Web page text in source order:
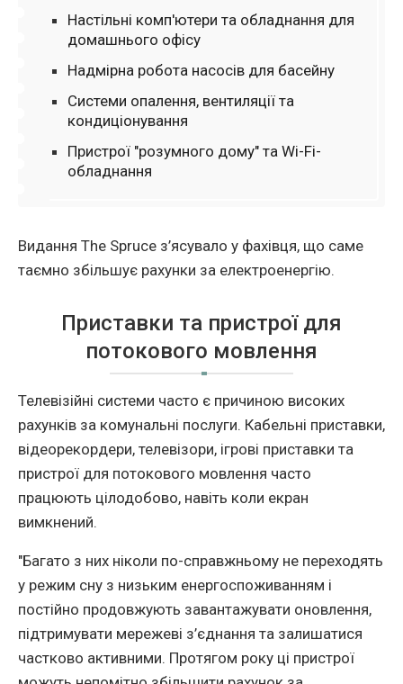
Настільні комп'ютери та обладнання для
домашнього офісу
Надмірна робота насосів для басейну
Системи опалення, вентиляції та
кондиціонування
Пристрої "розумного дому" та Wi-Fi-
обладнання
Видання The Spruce з’ясувало у фахівця, що саме
таємно збільшує рахунки за електроенергію.
Приставки та пристрої для
потокового мовлення
Телевізійні системи часто є причиною високих
рахунків за комунальні послуги. Кабельні приставки,
відеорекордери, телевізори, ігрові приставки та
пристрої для потокового мовлення часто
працюють цілодобово, навіть коли екран
вимкнений.
"Багато з них ніколи по-справжньому не переходять
у режим сну з низьким енергоспоживанням і
постійно продовжують завантажувати оновлення,
підтримувати мережеві з’єднання та залишатися
частково активними. Протягом року ці пристрої